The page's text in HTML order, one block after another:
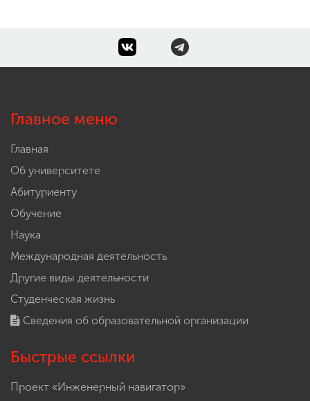
Главное меню
Главная
Об университете
Абитуриенту
Обучение
Наука
Международная деятельность
Другие виды деятельности
Студенческая жизнь
Сведения об образовательной организации
Быстрые ссылки
Проект «Инженерный навигатор»